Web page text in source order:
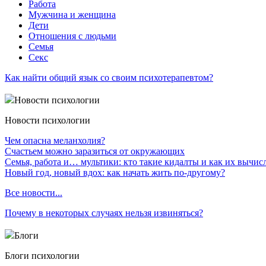
Работа
Мужчина и женщина
Дети
Отношения с людьми
Семья
Секс
Как найти общий язык со своим психотерапевтом?
Новости психологии
Новости психологии
Чем опасна меланхолия?
Счастьем можно заразиться от окружающих
Семья, работа и… мультики: кто такие кидалты и как их
Новый год, новый вдох: как начать жить по-другому?
Все новости...
Почему в некоторых случаях нельзя извиняться?
Блоги
Блоги психологии